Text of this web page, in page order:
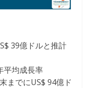
39億ドルと推計
平均成長率
までにUS$ 94億ド